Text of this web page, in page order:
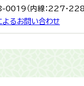
0019（内線：227・
よるお問い合わせ